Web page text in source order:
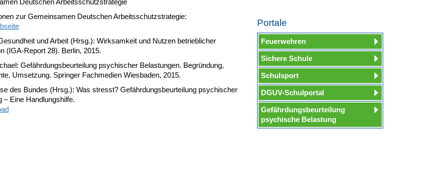
Deutschen Arbeitsschutzstrategie
zur Gemeinsamen Deutschen Arbeitsschutzstrategie:
und Arbeit (Hrsg.): Wirksamkeit und Nutzen betrieblicher
(IGA-Report 28). Berlin, 2015.
Gefährdungsbeurteilung psychischer Belastungen. Begründung,
Umsetzung. Springer Fachmedien Wiesbaden, 2015.
des Bundes (Hrsg.): Was stresst? Gefährdungsbeurteilung psychischer
– Eine Handlungshilfe.
Portale
Feuerwehren
Sichere Schule
Schulsport
DGUV-Schulportal
Gefährdungsbeurteilung
psychische Belastung